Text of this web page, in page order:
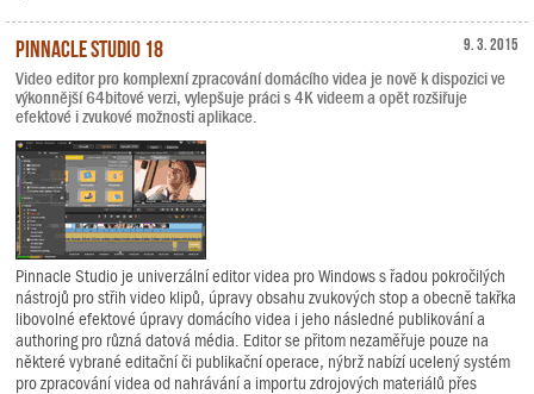
9. 3. 2015
Pinnacle Studio 18
Video editor pro komplexní zpracování domácího videa je nově k dispozici ve
výkonnější 64bitové verzi, vylepšuje práci s 4K videem a opět rozšiřuje
efektové i zvukové možnosti aplikace.
Pinnacle Studio je univerzální editor videa pro Windows s řadou pokročilých
nástrojů pro střih video klipů, úpravy obsahu zvukových stop a obecně takřka
libovolné efektové úpravy domácího videa i jeho následné publikování a
authoring pro různá datová média. Editor se přitom nezaměřuje pouze na
některé vybrané editační či publikační operace, nýbrž nabízí ucelený systém
pro zpracování videa od nahrávání a importu zdrojových materiálů přes